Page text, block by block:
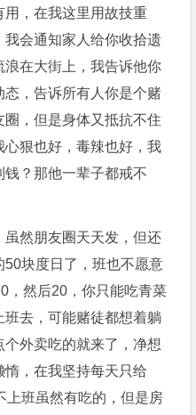
，在我这里用故技重
我会通知家人给你收拾遗
在大街上，我告诉他你
，告诉所有人你是个赌
，但是身体又抵抗不住
狠也好，毒辣也好，我
？那他一辈子都戒不
虽然朋友圈天天发，但还
块度日了，班也不愿意
，然后20，你只能吃青菜
去，可能赌徒都想着躺
外卖吃的就来了，净想
，在我坚持每天只给
上班虽然有吃的，但是房